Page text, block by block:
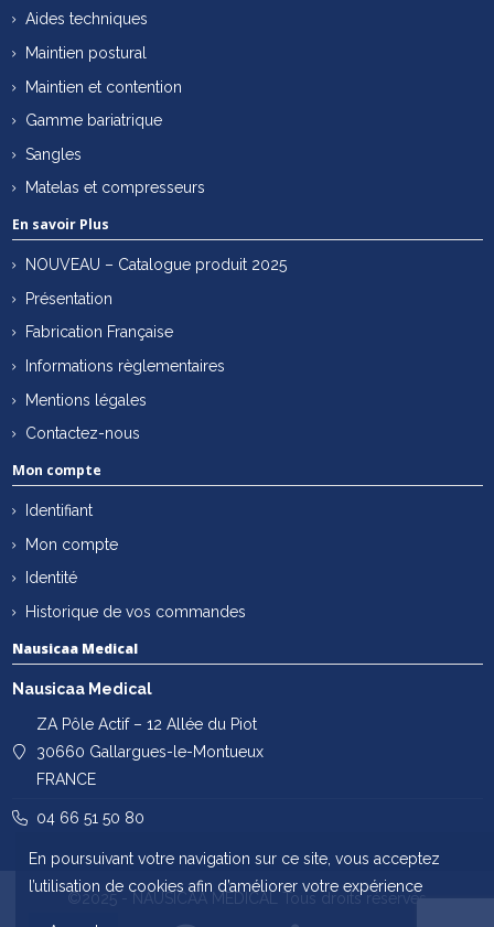
Aides techniques
Maintien postural
Maintien et contention
Gamme bariatrique
Sangles
Matelas et compresseurs
En savoir Plus
NOUVEAU – Catalogue produit 2025
Présentation
Fabrication Française
Informations règlementaires
Mentions légales
Contactez-nous
Mon compte
Identifiant
Mon compte
Identité
Historique de vos commandes
Nausicaa Medical
Nausicaa Medical
ZA Pôle Actif – 12 Allée du Piot
30660 Gallargues-le-Montueux
FRANCE
04 66 51 50 80
©2025 - NAUSICAA MÉDICAL Tous droits réservés
En poursuivant votre navigation sur ce site, vous acceptez
l’utilisation de cookies afin d’améliorer votre expérience